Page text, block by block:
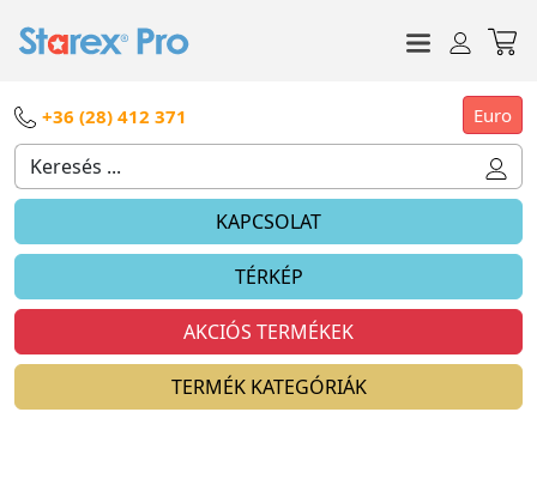
+36 (28) 412 371 Euro
KAPCSOLAT
TÉRKÉP
AKCIÓS TERMÉKEK
TERMÉK KATEGÓRIÁK